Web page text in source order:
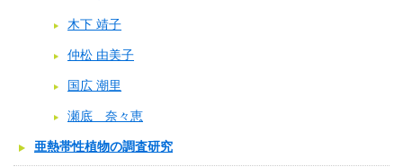
木下 靖子
仲松 由美子
国広 潮里
瀬底 奈々恵
亜熱帯性植物の調査研究